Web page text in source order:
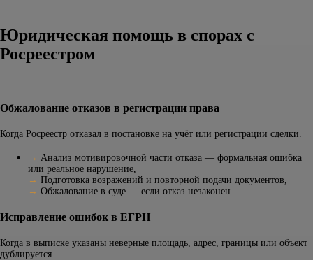
Юридическая помощь в спорах с
Росреестром
Обжалование отказов в регистрации права
Когда Росреестр отказал в постановке на учёт или регистрации сделки.
→ Анализ мотивировочной части отказа — формальная ошибка
или реальное нарушение,
→ Подготовка возражений и повторной подачи документов,
→ Обжалование в суде — если отказ незаконен.
Исправление ошибок в ЕГРН
Когда в выписке указаны неверные площадь, адрес, границы или объект
дублируется.